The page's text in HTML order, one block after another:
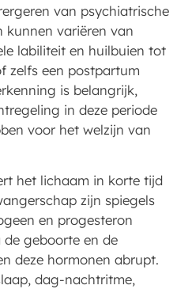
van psychiatrische
kunnen variëren van
labiliteit en huilbuien tot
zelfs een postpartum
is belangrijk,
in deze periode
voor het welzijn van
het lichaam in korte tijd
zijn spiegels
en progesteron
geboorte en de
deze hormonen abrupt.
dag-nachtritme,